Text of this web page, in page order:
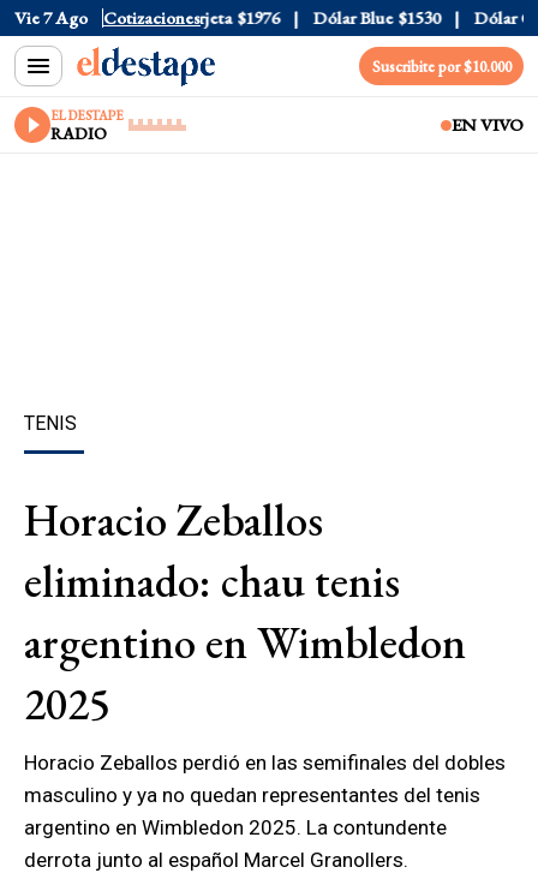
Vie 7 Ago Cotizaciones
$1520 Dólar Tarjeta $1976 Dólar Blue $1530 Dólar CCL
Suscribite por $10.000
EL DESTAPE
RADIO EN VIVO
TENIS
Horacio Zeballos
eliminado: chau tenis
argentino en Wimbledon
2025
Horacio Zeballos perdió en las semifinales del dobles
masculino y ya no quedan representantes del tenis
argentino en Wimbledon 2025. La contundente
derrota junto al español Marcel Granollers.